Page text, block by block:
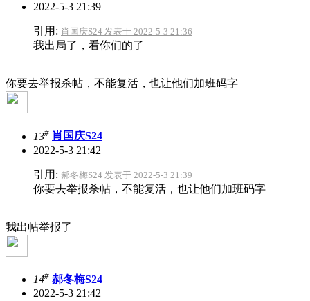
2022-5-3 21:39
引用: 肖国庆S24 发表于 2022-5-3 21:36
我出局了，看你们的了
你要去举报杀帖，不能复活，也让他们加班码字
13# 肖国庆S24
2022-5-3 21:42
引用: 郝冬梅S24 发表于 2022-5-3 21:39
你要去举报杀帖，不能复活，也让他们加班码字
我出帖举报了
14# 郝冬梅S24
2022-5-3 21:42